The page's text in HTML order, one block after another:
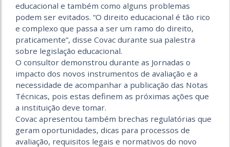
educacional e também como alguns problemas
podem ser evitados. “O direito educacional é tão rico
e complexo que passa a ser um ramo do direito,
praticamente”, disse Covac durante sua palestra
sobre legislação educacional.
O consultor demonstrou durante as Jornadas o
impacto dos novos instrumentos de avaliação e a
necessidade de acompanhar a publicação das Notas
Técnicas, pois estas definem as próximas ações que
a instituição deve tomar.
Covac apresentou também brechas regulatórias que
geram oportunidades, dicas para processos de
avaliação, requisitos legais e normativos do novo